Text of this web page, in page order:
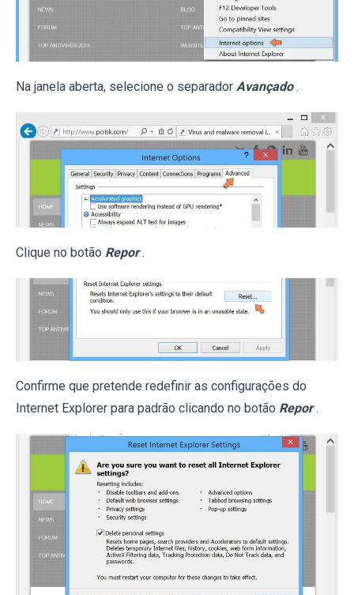
Na janela aberta, selecione o separador Avançado .
Clique no botão Repor .
Confirme que pretende redefinir as configurações do
Internet Explorer para padrão clicando no botão Repor .